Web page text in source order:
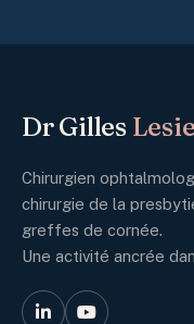
Dr Gilles
Chirurgien
chirurgie de la
greffes de cornée.
Une activité ancrée